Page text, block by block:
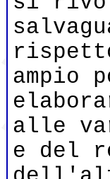
ampio
alle
e del